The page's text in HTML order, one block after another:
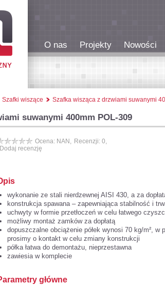
O nas Projekty Nowości
Szafki wiszące Szafka wisząca z drzwiami suwanymi
suwanymi 400mm POL-309
Ocena: NAN, Recenzji: 0,
Dodaj recenzję
wykonanie ze stali nierdzewnej AISI 430, a za
konstrukcja spawana – zapewniająca stabilność i
uchwyty w formie przetłoczeń w celu łatwego
możliwy montaż zamków za dopłatą
dopuszczalne obciążenie półek wynosi 70 kg/m²,
prosimy o kontakt w celu zmiany konstrukcji
półka łatwa do demontażu, nieprzestawna
zawiesia w komplecie
główne